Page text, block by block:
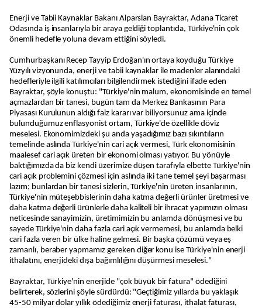
Enerji ve Tabii Kaynaklar Bakanı Alparslan Bayraktar, Adana Ticaret
Odasında iş insanlarıyla bir araya geldiği toplantıda, Türkiye'nin çok
önemli hedefle yoluna devam ettiğini söyledi.
Cumhurbaşkanı Recep Tayyip Erdoğan'ın ortaya koyduğu Türkiye
Yüzyılı vizyonunda, enerji ve tabii kaynaklar ile madenler alanındaki
hedefleriyle ilgili katılımcıları bilgilendirmek istediğini ifade eden
Bayraktar, şöyle konuştu: "Türkiye'nin malum, ekonomisinde en temel
açmazlardan bir tanesi, bugün tam da Merkez Bankasının Para
Piyasası Kurulunun aldığı faiz kararı var biliyorsunuz ama içinde
bulunduğumuz enflasyonist ortam, Türkiye'de özellikle döviz
meselesi. Ekonomimizdeki şu anda yaşadığımız bazı sıkıntıların
temelinde aslında Türkiye'nin cari açık vermesi, Türk ekonomisinin
maalesef cari açık üreten bir ekonomi olması yatıyor. Bu yönüyle
baktığımızda da biz kendi üzerimize düşen tarafıyla elbette Türkiye'nin
cari açık problemini çözmesi için aslında iki tane temel şeyi başarması
lazım; bunlardan bir tanesi sizlerin, Türkiye'nin üreten insanlarının,
Türkiye'nin müteşebbislerinin daha katma değerli ürünler üretmesi ve
daha katma değerli ürünlerle daha kaliteli bir ihracat yapımızın olması
neticesinde sanayimizin, üretimimizin bu anlamda dönüşmesi ve bu
sayede Türkiye'nin daha fazla cari açık vermemesi, bu anlamda belki
cari fazla veren bir ülke haline gelmesi. Bir başka çözümü veya eş
zamanlı, beraber yapmamız gereken diğer konu ise Türkiye'nin enerji
ithalatını, enerjideki dışa bağımlılığını düşürmesi meselesi."
Bayraktar, Türkiye'nin enerjide "çok büyük bir fatura" ödediğini
belirterek, sözlerini şöyle sürdürdü: "Geçtiğimiz yıllarda bu yaklaşık
45-50 milyar dolar yıllık ödediğimiz enerji faturası, ithalat faturası,